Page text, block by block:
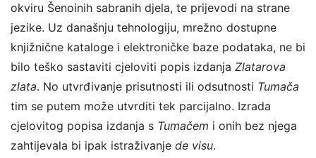
okviru Šenoinih sabranih djela, te prijevodi na strane
jezike. Uz današnju tehnologiju, mrežno dostupne
knjižnične kataloge i elektroničke baze podataka, ne bi
bilo teško sastaviti cjeloviti popis izdanja Zlatarova
zlata. No utvrđivanje prisutnosti ili odsutnosti Tumača
tim se putem može utvrditi tek parcijalno. Izrada
cjelovitog popisa izdanja s Tumačem i onih bez njega
zahtijevala bi ipak istraživanje de visu.